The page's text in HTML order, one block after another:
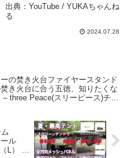
ねる
出典：YouTube / YUKAちゃんね
る
2024.07.28
の焚き火台ファイヤースタンド
焚き火台に合う五徳、知りたくな
– three Peace(スリーピース)チャ
ル
L） Ｔ